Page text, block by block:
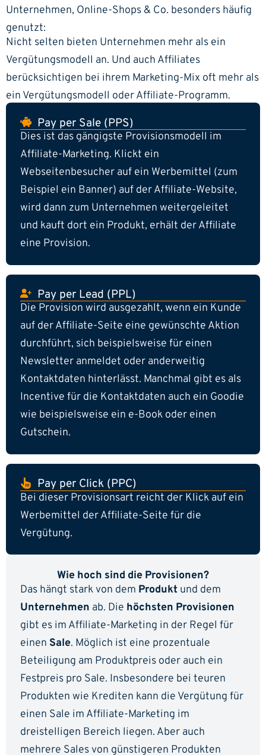
Unternehmen, Online-Shops & Co. besonders häufig
genutzt:
Nicht selten bieten Unternehmen mehr als ein
Vergütungsmodell an. Und auch Affiliates
berücksichtigen bei ihrem Marketing-Mix oft mehr als
ein Vergütungsmodell oder Affiliate-Programm.
Pay per Sale (PPS)
Dies ist das gängigste Provisionsmodell im
Affiliate-Marketing. Klickt ein
Webseitenbesucher auf ein Werbemittel (zum
Beispiel ein Banner) auf der Affiliate-Website,
wird dann zum Unternehmen weitergeleitet
und kauft dort ein Produkt, erhält der Affiliate
eine Provision.
Pay per Lead (PPL)
Die Provision wird ausgezahlt, wenn ein Kunde
auf der Affiliate-Seite eine gewünschte Aktion
durchführt, sich beispielsweise für einen
Newsletter anmeldet oder anderweitig
Kontaktdaten hinterlässt. Manchmal gibt es als
Incentive für die Kontaktdaten auch ein Goodie
wie beispielsweise ein e-Book oder einen
Gutschein.
Pay per Click (PPC)
Bei dieser Provisionsart reicht der Klick auf ein
Werbemittel der Affiliate-Seite für die
Vergütung.
Wie hoch sind die Provisionen?
Das hängt stark von dem Produkt und dem
Unternehmen ab. Die höchsten Provisionen
gibt es im Affiliate-Marketing in der Regel für
einen Sale. Möglich ist eine prozentuale
Beteiligung am Produktpreis oder auch ein
Festpreis pro Sale. Insbesondere bei teuren
Produkten wie Krediten kann die Vergütung für
einen Sale im Affiliate-Marketing im
dreistelligen Bereich liegen. Aber auch
mehrere Sales von günstigeren Produkten